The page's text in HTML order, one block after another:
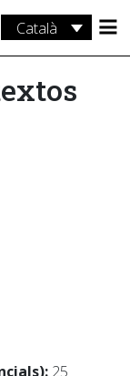
Català
25